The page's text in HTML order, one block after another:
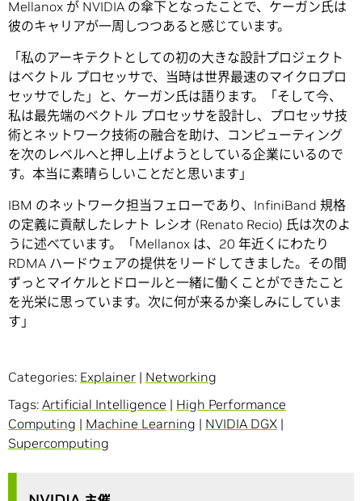
Mellanox が NVIDIA の傘下となったことで、ケーガン氏は
彼のキャリアが一周しつつあると感じています。
「私のアーキテクトとしての初の大きな設計プロジェクト
はベクトル プロセッサで、当時は世界最速のマイクロプロ
セッサでした」と、ケーガン氏は語ります。「そして今、
私は最先端のベクトル プロセッサを設計し、プロセッサ技
術とネットワーク技術の融合を助け、コンピューティング
を次のレベルへと押し上げようとしている企業にいるので
す。本当に素晴らしいことだと思います」
IBM のネットワーク担当フェローであり、InfiniBand 規格
の定義に貢献したレナト レシオ (Renato Recio) 氏は次のよ
うに述べています。「Mellanox は、20 年近くにわたり
RDMA ハードウェアの提供をリードしてきました。その間
ずっとマイケルとドロールと一緒に働くことができたこと
を光栄に思っています。次に何が来るか楽しみにしていま
す」
Categories: Explainer | Networking
Tags: Artificial Intelligence | High Performance
Computing | Machine Learning | NVIDIA DGX |
Supercomputing